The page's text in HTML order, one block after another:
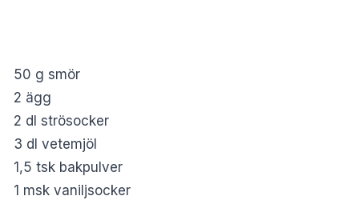
50 g smör
2 ägg
2 dl strösocker
3 dl vetemjöl
1,5 tsk bakpulver
1 msk vaniljsocker